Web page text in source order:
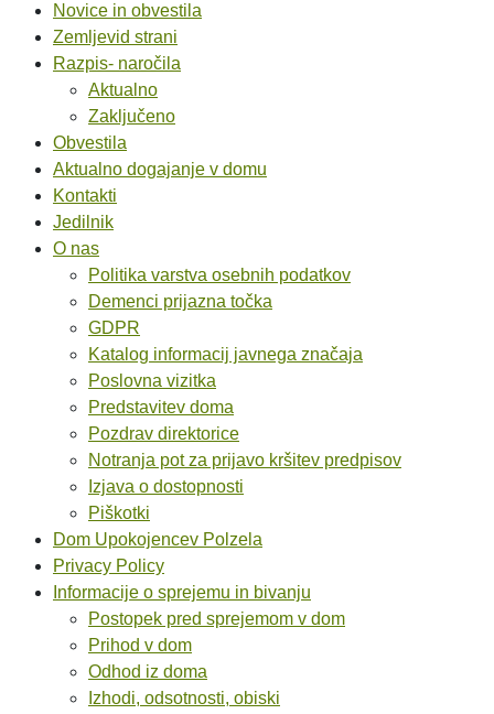
Novice in obvestila
Zemljevid strani
Razpis- naročila
Aktualno
Zaključeno
Obvestila
Aktualno dogajanje v domu
Kontakti
Jedilnik
O nas
Politika varstva osebnih podatkov
Demenci prijazna točka
GDPR
Katalog informacij javnega značaja
Poslovna vizitka
Predstavitev doma
Pozdrav direktorice
Notranja pot za prijavo kršitev predpisov
Izjava o dostopnosti
Piškotki
Dom Upokojencev Polzela
Privacy Policy
Informacije o sprejemu in bivanju
Postopek pred sprejemom v dom
Prihod v dom
Odhod iz doma
Izhodi, odsotnosti, obiski